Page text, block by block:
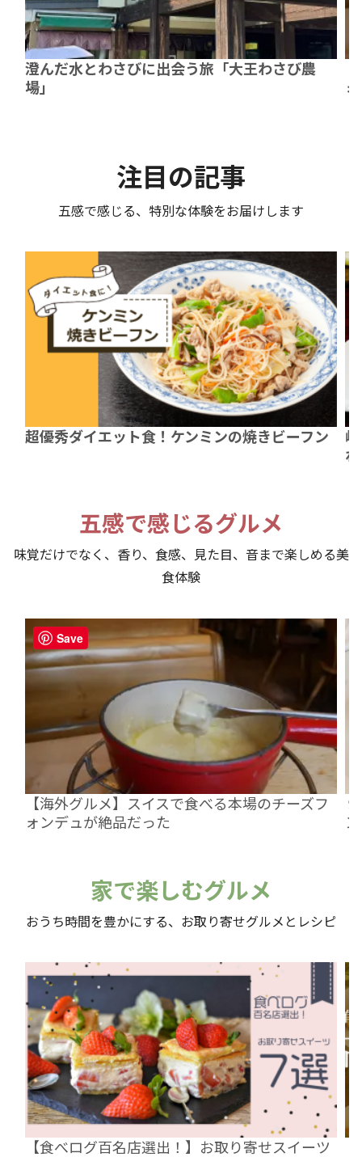
澄んだ水とわさびに出会う旅「大王わさび農
場」
注目の記事
五感で感じる、特別な体験をお届けします
超優秀ダイエット食！ケンミンの焼きビーフン
五感で感じるグルメ
味覚だけでなく、香り、食感、見た目、音まで楽しめる美
食体験
【海外グルメ】スイスで食べる本場のチーズフ
ォンデュが絶品だった
家で楽しむグルメ
おうち時間を豊かにする、お取り寄せグルメとレシピ
【食べログ百名店選出！】お取り寄せスイーツ
Save